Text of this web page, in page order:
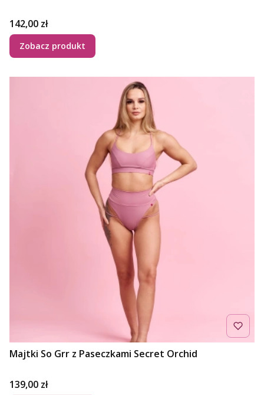
Cena
142,00 zł
Zobacz produkt
Majtki So Grr z Paseczkami Secret Orchid
Cena
139,00 zł